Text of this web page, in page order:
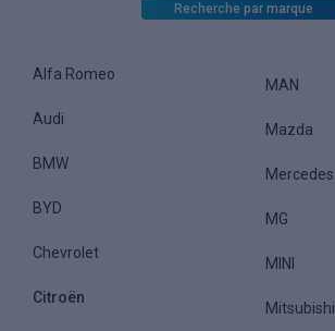
Recherche par marque
Alfa Romeo
Audi
BMW
BYD
Chevrolet
Citroën
MAN
Mazda
Mercedes
MG
MINI
Mitsubishi